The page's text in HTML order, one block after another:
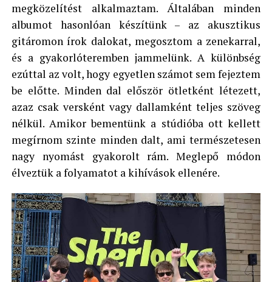
megközelítést alkalmaztam. Általában minden
albumot hasonlóan készítünk – az akusztikus
gitáromon írok dalokat, megosztom a zenekarral,
és a gyakorlóteremben jammelünk. A különbség
ezúttal az volt, hogy egyetlen számot sem fejeztem
be előtte. Minden dal először ötletként létezett,
azaz csak versként vagy dallamként teljes szöveg
nélkül. Amikor bementünk a stúdióba ott kellett
megírnom szinte minden dalt, ami természetesen
nagy nyomást gyakorolt rám. Meglepő módon
élveztük a folyamatot a kihívások ellenére.